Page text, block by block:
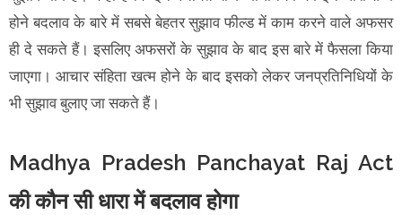
होने बदलाव के बारे में सबसे बेहतर सुझाव फील्ड में काम करने वाले अफसर
ही दे सकते हैं। इसलिए अफसरों के सुझाव के बाद इस बारे में फैसला किया
जाएगा। आचार संहिता खत्म होने के बाद इसको लेकर जनप्रतिनिधियों के
भी सुझाव बुलाए जा सकते हैं।
Madhya Pradesh Panchayat Raj Act
की कौन सी धारा में बदलाव होगा